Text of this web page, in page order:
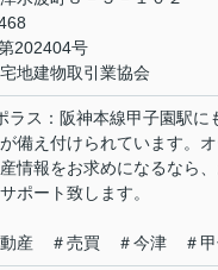
202404号
地建物取引業協会
ラス：阪神本線甲子園駅
備え付けられています。
情報をお求めになるなら
ポート致します。
産 ＃売買 ＃今津 ＃甲